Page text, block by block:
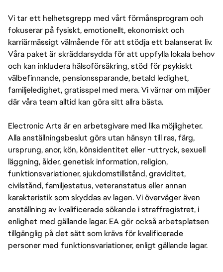
Vi tar ett helhetsgrepp med vårt förmånsprogram och
fokuserar på fysiskt, emotionellt, ekonomiskt och
karriärmässigt välmående för att stödja ett balanserat liv.
Våra paket är skräddarsydda för att uppfylla lokala behov
och kan inkludera hälsoförsäkring, stöd för psykiskt
välbefinnande, pensionssparande, betald ledighet,
familjeledighet, gratisspel med mera. Vi värnar om miljöer
där våra team alltid kan göra sitt allra bästa.
Electronic Arts är en arbetsgivare med lika möjligheter.
Alla anställningsbeslut görs utan hänsyn till ras, färg,
ursprung, anor, kön, könsidentitet eller -uttryck, sexuell
läggning, ålder, genetisk information, religion,
funktionsvariationer, sjukdomstillstånd, graviditet,
civilstånd, familjestatus, veteranstatus eller annan
karakteristik som skyddas av lagen. Vi överväger även
anställning av kvalificerade sökande i straffregistret, i
enlighet med gällande lagar. EA gör också arbetsplatsen
tillgänglig på det sätt som krävs för kvalificerade
personer med funktionsvariationer, enligt gällande lagar.